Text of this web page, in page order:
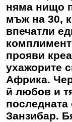
няма нищо
мъж на 30,
впечатли
прояви
ухажорите
Африка.
й любов и
последната
Занзибар.